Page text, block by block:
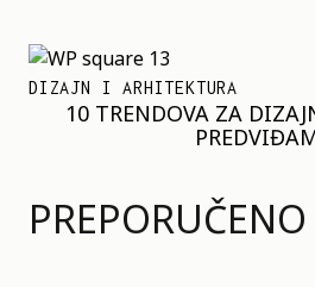
DIZAJN I ARHITEKTURA
10 TRENDOVA ZA
PREPORUČENO